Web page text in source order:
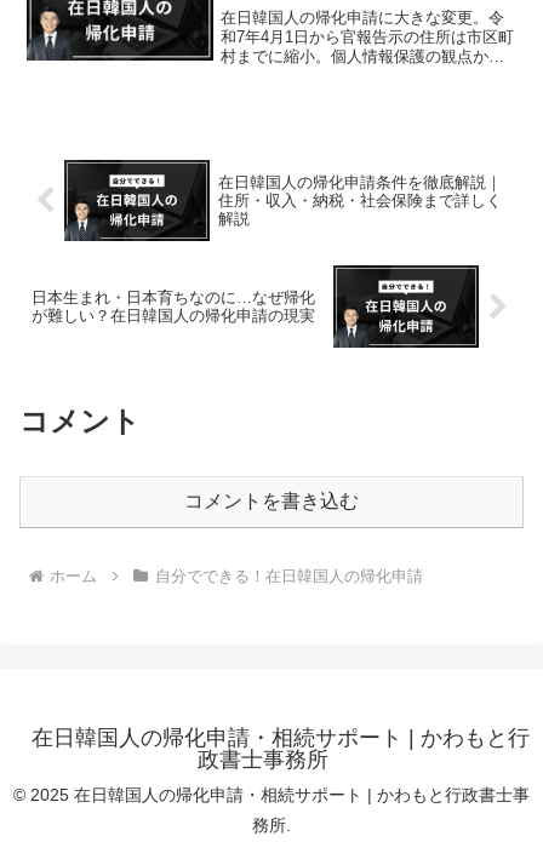
在日韓国人の帰化申請に大きな変更。令
和7年4月1日から官報告示の住所は市区町
村までに縮小。個人情報保護の観点から
在日韓国人の帰化申請条件を徹底解説｜
住所・収入・納税・社会保険まで詳しく
解説
日本生まれ・日本育ちなのに…なぜ帰化
が難しい？在日韓国人の帰化申請の現実
コメント
コメントを書き込む
ホーム 自分でできる！在日韓国人の帰化申請
在日韓国人の帰化申請・相続サポート | かわもと行
政書士事務所
© 2025 在日韓国人の帰化申請・相続サポート | かわもと行政書士事
務所.